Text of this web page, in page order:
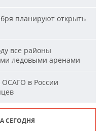
планируют открыть
все районы
ледовыми аренами
в России
СЕГОДНЯ